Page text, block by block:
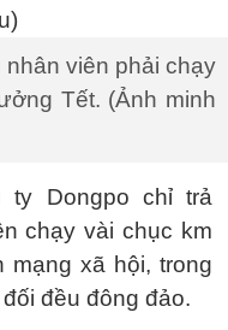
viên phải chạy
Tết. (Ảnh minh
ty Dongpo chỉ trả
chạy vài chục km
mạng xã hội, trong
đều đông đảo.